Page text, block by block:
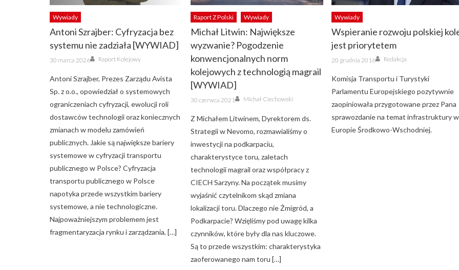
Wywiady
Antoni Szrajber: Cyfryzacja bez
systemu nie zadziała [WYWIAD]
Posted
on
30 marca 2026 Author
Raport Kolejowy
Antoni Szrajber, Prezes Zarządu Avista
Sp. z o.o., opowiedział o systemowych
ograniczeniach cyfryzacji, ewolucji roli
dostawców technologii oraz koniecznych
zmianach w modelu zamówień
publicznych. Jakie są największe bariery
systemowe w cyfryzacji transportu
publicznego w Polsce? Cyfryzacja
transportu publicznego w Polsce
napotyka przede wszystkim bariery
systemowe, a nie technologiczne.
Najpoważniejszym problemem jest
fragmentaryzacja rynku i zarządzania, […]
Raport Z Polski Wywiady
Michał Litwin: Największe
wyzwanie? Pogodzenie
konwencjonalnych norm
kolejowych z technologią magrail
[WYWIAD]
Posted
on
30 czerwca 2021 Author
Michał Ciechowski
Z Michałem Litwinem, Dyrektorem ds.
Strategii w Nevomo, rozmawialiśmy o
inwestycji na podkarpaciu,
charakterystyce toru, zaletach
technologii magrail oraz współpracy z
CIECH Sarzyny. Na początek musimy
wyjaśnić czytelnikom skąd zmiana
lokalizacji toru. Dlaczego nie Żmigród, a
Podkarpacie? Wzięliśmy pod uwagę kilka
czynników, które były dla nas kluczowe.
Są to przede wszystkim: charakterystyka
zaoferowanego nam toru […]
Wywiady
Wspieranie rozwoju polskiej
jest priorytetem
Posted
on
20 grudnia 2016 Author
Redakcja
Komisja Transportu i Turystyki
Parlamentu Europejskiego pozytywnie
zaopiniowała przygotowane przez Pana
sprawozdanie na temat infrastruktury w
Europie Środkowo-Wschodniej.